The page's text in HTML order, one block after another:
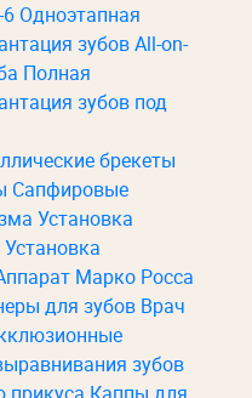
Одноэтапная
зубов All-on-
Полная
зубов под
брекеты
Сапфировые
Установка
Установка
Марко Росса
для зубов Врач
зубов